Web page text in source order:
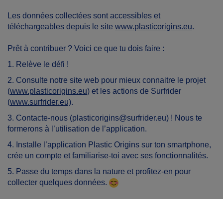
Les données collectées sont accessibles et
téléchargeables depuis le site www.plasticorigins.eu.
Prêt à contribuer ? Voici ce que tu dois faire :
1. Relève le défi !
2. Consulte notre site web pour mieux connaitre le projet
(www.plasticorigins.eu) et les actions de Surfrider
(www.surfrider.eu).
3. Contacte-nous (plasticorigins@surfrider.eu) ! Nous te
formerons à l’utilisation de l’application.
4. Installe l’application Plastic Origins sur ton smartphone,
crée un compte et familiarise-toi avec ses fonctionnalités.
5. Passe du temps dans la nature et profitez-en pour
collecter quelques données.